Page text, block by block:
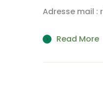
Adresse mail :
Read More